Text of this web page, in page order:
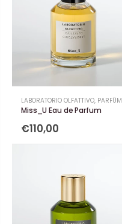
LABORATORIO OLFATTIVO, PARFÜM
Miss_U Eau de Parfum
€110,00